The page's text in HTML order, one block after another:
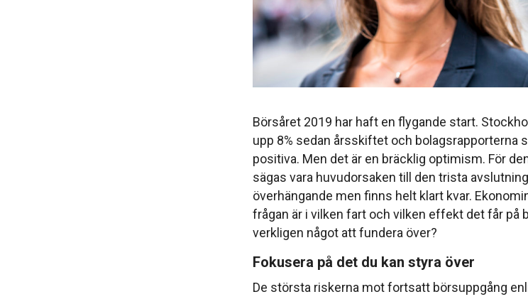
Börsåret 2019 har haft en flygande start.
upp 8% sedan årsskiftet och bolagsrapporterna
positiva. Men det är en bräcklig optimism. För
sägas vara huvudorsaken till den trista
överhängande men finns helt klart kvar.
frågan är i vilken fart och vilken effekt det får på
verkligen något att fundera över?
Fokusera på det du kan styra över
De största riskerna mot fortsatt börsuppgång